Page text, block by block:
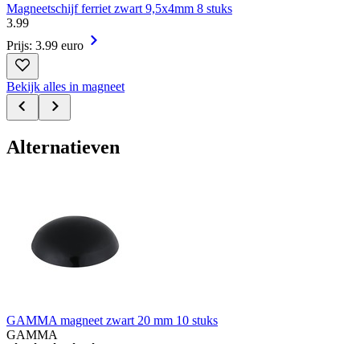
Magneetschijf ferriet zwart 9,5x4mm 8 stuks
3.99
Prijs: 3.99 euro
Bekijk alles in magneet
Alternatieven
GAMMA magneet zwart 20 mm 10 stuks
GAMMA